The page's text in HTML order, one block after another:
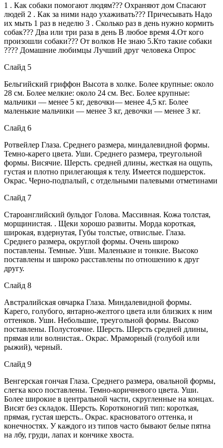
1 . Как собаки помогают людям??? Охраняют дом Спасают
людей 2 . Как за ними надо ухаживать??? Причесывать Надо
их мыть 1 раз в неделю 3 . Сколько раз в день нужно кормить
собак??? Два или три раза в день В любое время 4.От кого
произошли собаки??? От волков Не знаю 5.Кто такие собаки
???? Домашние любимцы Лучший друг человека Опрос
Слайд 5
Бельгийский гриффон Высота в холке. Более крупные: около
28 см. Более мелкие: около 24 см. Вес. Более крупные:
мальчики — менее 5 кг, девочки— менее 4,5 кг. Более
маленькие мальчики — менее 3 кг, девочки — менее 3 кг.
Слайд 6
Ротвейлер Глаза. Среднего размера, миндалевидной формы.
Темно-карего цвета. Уши. Среднего размера, треугольной
формы. Висячие. Шерсть. средней длины, жесткая на ощупь,
густая и плотно прилегающая к телу. Имеется подшерсток.
Окрас. Черно-подпалый, с отдельными палевыми отметинами
Слайд 7
Староанглийский бульдог Голова. Массивная. Кожа толстая,
морщинистая. . Щеки хорошо развиты. Морда короткая,
широкая, вздернутая, Губы толстые, отвислые. Глаза.
Среднего размера, округлой формы. Очень широко
поставлены. Темные. Уши. Маленькие и тонкие. Высоко
поставлены и широко расставлены по отношению к друг
другу.
Слайд 8
Австралийская овчарка Глаза. Миндалевидной формы.
Карего, голубого, янтарно-желтого цвета или близких к ним
оттенков. Уши. Небольшие, треугольной формы. Высоко
поставлены. Полустоячие. Шерсть. Шерсть средней длины,
прямая или волнистая.. Окрас. Мраморный (голубой или
рыжий), черный.
Слайд 9
Венгерская гончая Глаза. Среднего размера, овальной формы,
слегка косо поставлены. Темно-коричневого цвета. Уши.
Более широкие в центральной части, скругленные на концах.
Висят без складок. Шерсть. Коротконогий тип: короткая,
прямая, густая шерсть.. Окрас. красноватого оттенка, и
конечностях. У каждого из типов часто бывают белые пятна
на лбу, груди, лапах и кончике хвоста.